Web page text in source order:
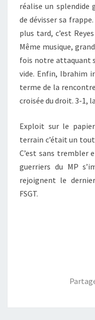
réalise un splendide
de dévisser sa
plus tard, c’est
Même musique,
fois notre attaquant
vide. Enfin, Ibrahim
terme de la
croisée du droit. 3-1,
Exploit sur le
terrain c’était un tout
C’est sans trembler
guerriers du MP
rejoignent le
FSGT.